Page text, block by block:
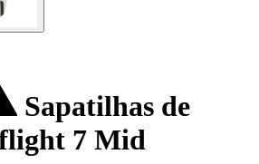
Sapatilhas de
7 Mid